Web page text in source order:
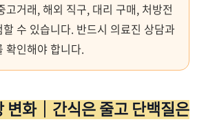
고거래, 해외 직구, 대리 구매, 처방전
수 있습니다. 반드시 의료진 상담과
확인해야 합니다.
변화｜간식은 줄고 단백질은